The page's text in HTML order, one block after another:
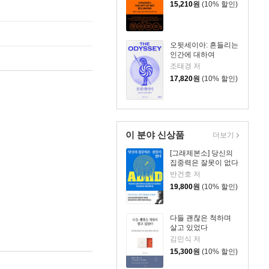
15,210원 (10% 할인)
오뒷세이아: 흔들리는
인간에 대하여
조태경 저
17,820원 (10% 할인)
이 분야 신상품
[그래제본소] 당신의
집중력은 잘못이 없다
반건호 저
19,800원 (10% 할인)
다들 괜찮은 척하며
살고 있었다
김민식 저
15,300원 (10% 할인)
더보기